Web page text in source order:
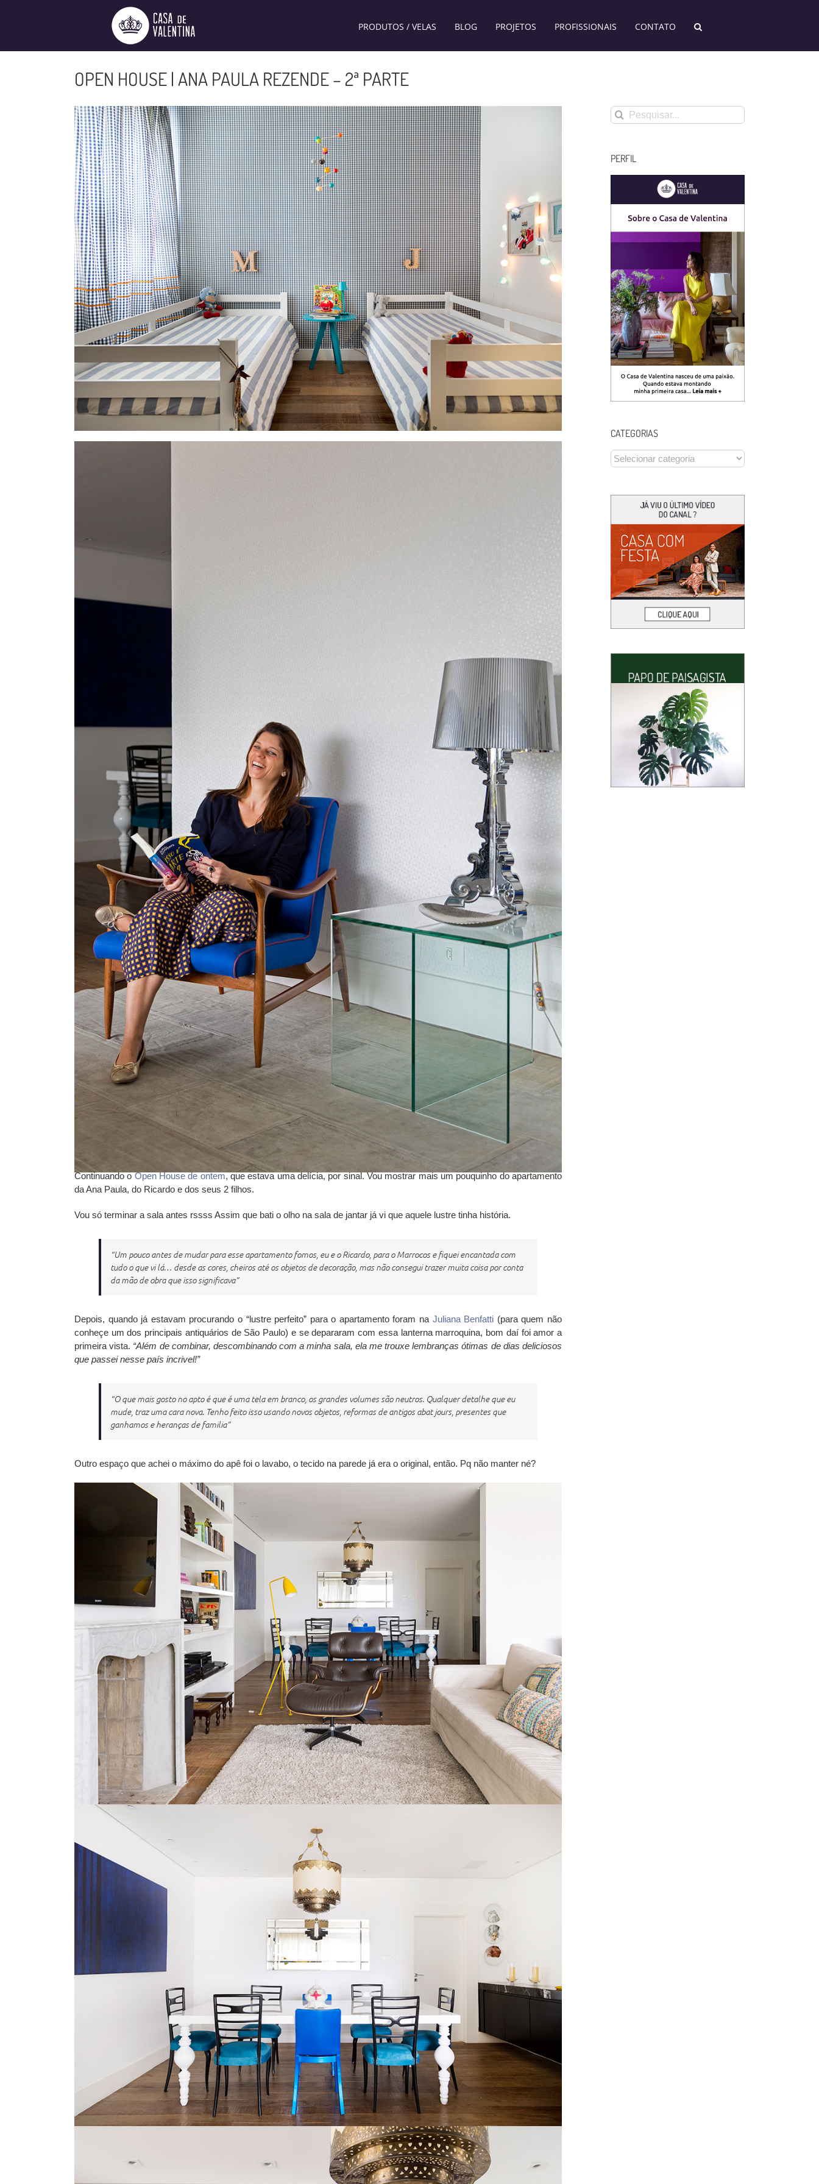
PRODUTOS / VELAS BLOG PROJETOS PROFISSIONAIS CONTATO
OPEN HOUSE | ANA PAULA REZENDE – 2ª PARTE
Continuando oOpen House de ontem, que estava uma delícia, por sinal. Vou mostrar mais um pouquinho do apartamento
da Ana Paula, do Ricardo e dos seus 2 filhos.
Vou só terminar a sala antes rssss Assim que bati o olho na sala de jantar já vi que aquele lustre tinha história.
“Um pouco antes de mudar para esse apartamento fomos, eu e o Ricardo, para o Marrocos e fiquei encantada com
tudo o que vi lá… desde as cores, cheiros até os objetos de decoração, mas não consegui trazer muita coisa por conta
da mão de obra que isso significava”
Depois, quando já estavam procurando o “lustre perfeito” para o apartamento foram na Juliana Benfatti (para quem não
conheçe um dos principais antiquários de São Paulo) e se depararam com essa lanterna marroquina, bom daí foi amor a
primeira vista. “Além de combinar, descombinando com a minha sala, ela me trouxe lembranças ótimas de dias deliciosos
que passei nesse país incrivel!”
“O que mais gosto no apto é que é uma tela em branco, os grandes volumes são neutros. Qualquer detalhe que eu
mude, traz uma cara nova. Tenho feito isso usando novos objetos, reformas de antigosabat jours, presentes que
ganhamos e heranças de familia”
Outro espaço que achei o máximo do apê foi o lavabo, o tecido na parede já era o original, então. Pq não manter né?
Buscar
resultados
PERFIL
CATEGORIAS
CATEGORIAS